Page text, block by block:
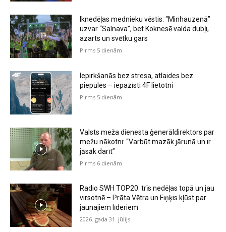
Iknedēļas mednieku vēstis: “Minhauzenā”
uzvar “Salnava”, bet Koknesē valda dubļi,
azarts un svētku gars
Pirms 5 dienām
Iepirkšanās bez stresa, atlaides bez
piepūles – iepazīsti 4F lietotni
Pirms 5 dienām
Valsts meža dienesta ģenerāldirektors par
mežu nākotni: “Varbūt mazāk jārunā un ir
jāsāk darīt”
Pirms 6 dienām
Radio SWH TOP20: trīs nedēļas topā un jau
virsotnē – Prāta Vētra un Fiņķis kļūst par
jaunajiem līderiem
2026. gada 31. jūlijs